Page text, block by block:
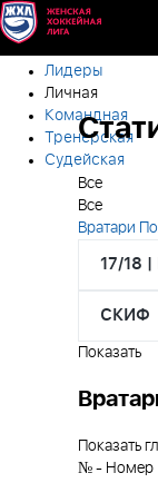
Лидеры
Личная
Командная
Тренерская
Судейская
Все
Все
Вратари
Показать
Показать
№ - Номер